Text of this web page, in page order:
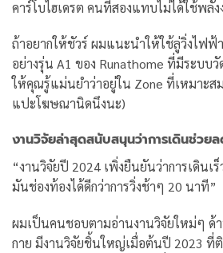
คาร์โบไฮเดรต คนที่สองแทบไม่ได้ใช้พลัง
ถ้าอยากให้ชัวร์ ผมแนะนำให้ใช้ลู่วิ่งไฟฟ้
อย่างรุ่น A1 ของ Runathome ที่มีระบบ
ให้คุณรู้แม่นยำว่าอยู่ใน Zone ที่เหมาะ
แปะโฆษณานิดนึงนะ)
งานวิจัยล่าสุดสนับสนุนว่าการเดินช่วย
“งานวิจัยปี 2024 เพิ่งยืนยันว่าการเดินเ
มันช่องท้องได้ดีกว่าการวิ่งช้าๆ 20 นาที”
ผมเป็นคนชอบตามอ่านงานวิจัยใหม่ๆ ด้
กาย มีงานวิจัยชิ้นใหญ่เมื่อต้นปี 2023 ที่